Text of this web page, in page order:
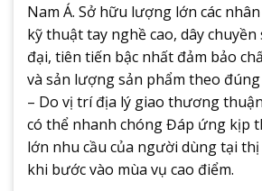
Nam Á. Sở hữu lượng lớn các
kỹ thuật tay nghề cao, dây
đại, tiên tiến bậc nhất đảm bảo
và sản lượng sản phẩm theo đúng
– Do vị trí địa lý giao thương
có thể nhanh chóng Đáp ứng kịp
lớn nhu cầu của người dùng tại
khi bước vào mùa vụ cao điểm.